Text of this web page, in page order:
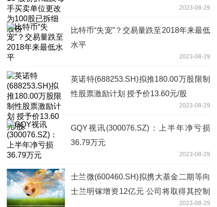
2023-08-29
比特币“失宠”？交易量跌至2018年来最低
水平
2023-08-29
英诺特(688253.SH)拟推180.00万股限制
性股票激励计划 授予价13.60元/股
2023-08-29
GQY视讯(300076.SZ)：上半年净亏损
36.79万元
2023-08-29
士兰微(600460.SH)拟携大基金二期等向
士兰明镓增资12亿元 公司将取得其控制
2023-08-29